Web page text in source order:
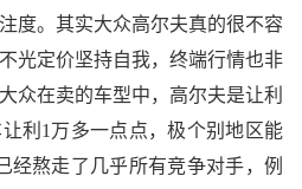
度。其实大众高尔夫真的很不容
光定价坚持自我，终端行情也非
众在卖的车型中，高尔夫是让利
利1万多一点点，极个别地区能
经熬走了几乎所有竞争对手，例